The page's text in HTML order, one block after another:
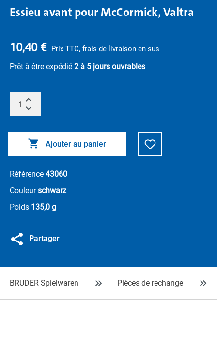
Essieu avant pour McCormick, Valtra
10,40 € Prix TTC, frais de livraison en sus
Prêt à être expédié 2 à 5 jours ouvrables
Ajouter au panier
Référence 43060
Couleurschwarz
Poids 135,0 g
Partager
BRUDER Spielwaren Pièces de rechange